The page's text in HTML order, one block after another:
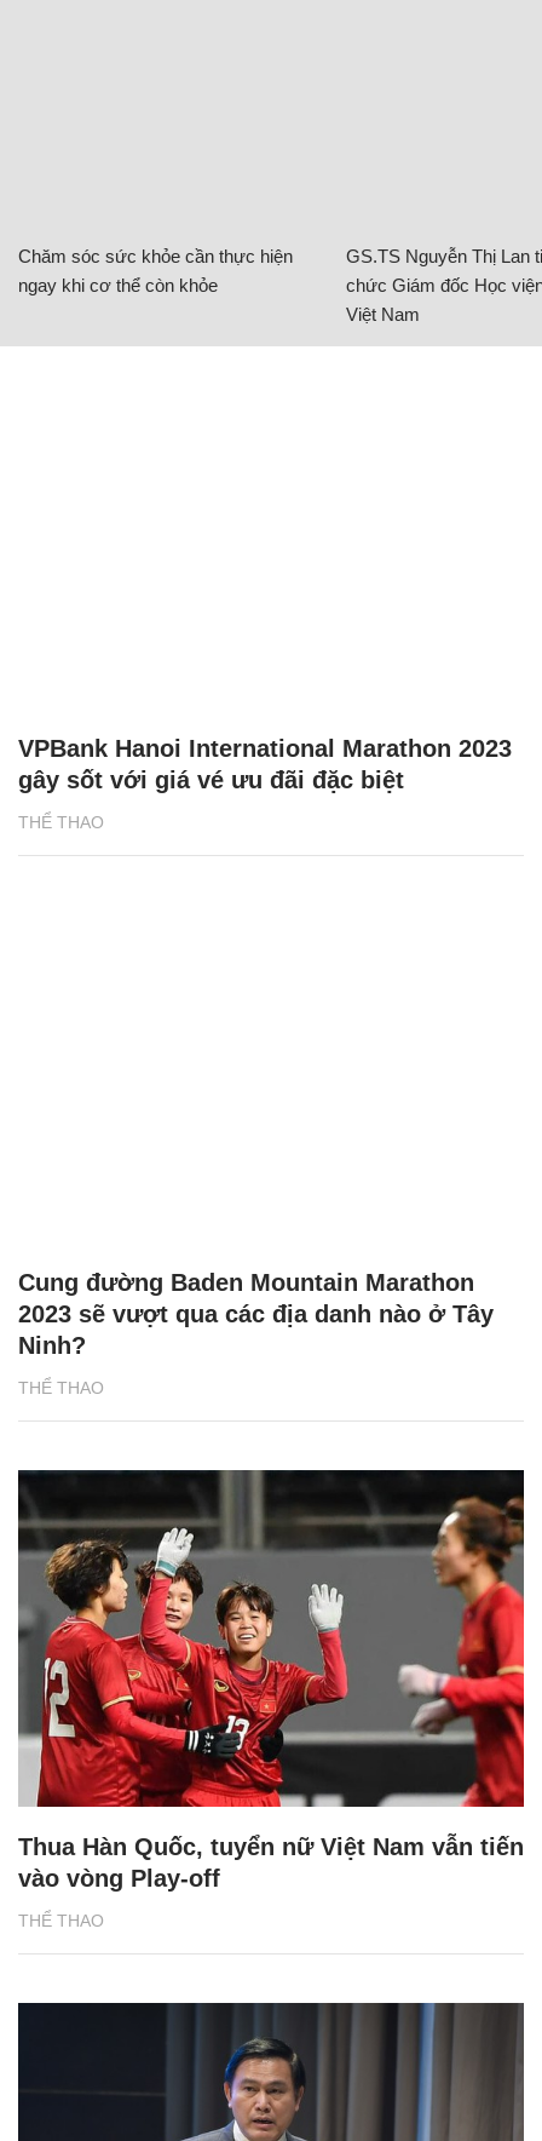
Chăm sóc sức khỏe cần thực hiện
ngay khi cơ thể còn khỏe
GS.TS Nguyễn Thị Lan
chức Giám đốc Học
Việt Nam
THỂ THAO
VPBank Hanoi International Marathon 2023
gây sốt với giá vé ưu đãi đặc biệt
THỂ THAO
Cung đường Baden Mountain Marathon
2023 sẽ vượt qua các địa danh nào ở Tây
Ninh?
THỂ THAO
Thua Hàn Quốc, tuyển nữ Việt Nam vẫn tiến
vào vòng Play-off